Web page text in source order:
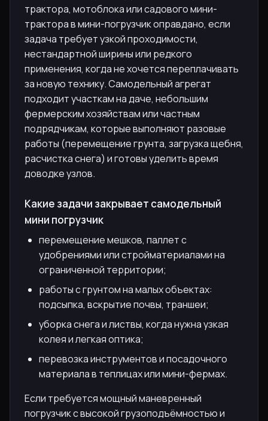
трактора, мотоблока или садового мини-
трактора в мини-погрузчик оправдано, если
задача требует узкой проходимости,
нестандартной ширины или редкого
применения, когда не хочется переплачивать
за новую технику. Самодельный агрегат
подходит участкам на даче, небольшим
фермерским хозяйствам или частным
подрядчикам, которые выполняют разовые
работы (перемещение грунта, загрузка щебня,
расчистка снега) и готовы уделить время
доводке узлов.
Какие задачи закрывает самодельный
мини погрузчик
перемещение мешков, паллет с
удобрениями или стройматериалами на
ограниченной территории;
работы с грунтом на малых объектах:
подсыпка, вскрытие почвы, траншеи;
уборка снега и листвы, когда нужна узкая
колея и легкая оптика;
перевозка инструментов и посадочного
материала в теплицах или мини-фермах.
Если требуется мощный маневренный
погрузчик с высокой грузоподъёмностью и